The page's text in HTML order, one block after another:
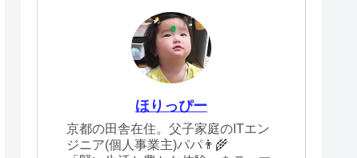
ほりっぴー
京都の田舎在住。父子家庭のITエン
ジニア(個人事業主)パパ👨‍🌾